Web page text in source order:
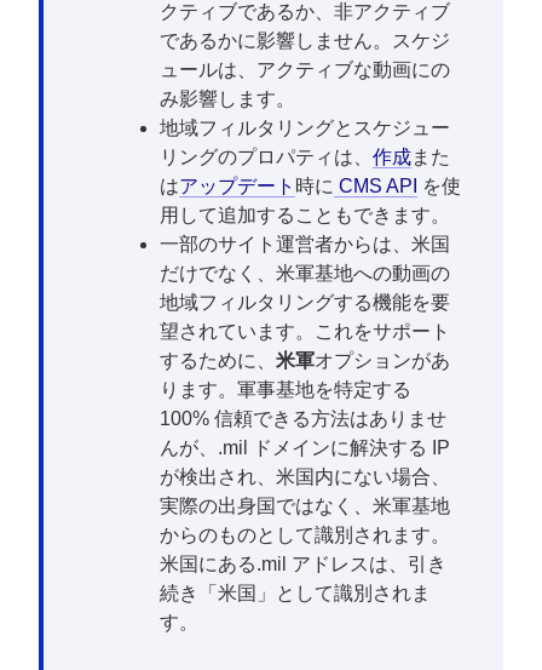
クティブであるか、非アクティブ
であるかに影響しません。スケジ
ュールは、アクティブな動画にの
み影響します。
地域フィルタリングとスケジュー
リングのプロパティは、 作成また
はアップデート 時に CMS API
を使
用して追加することもできます。
一部のサイト運営者からは、米国
だけでなく、米軍基地への動画の
地域フィルタリングする機能を要
望されています。これをサポート
するために、 米軍オプションがあ
ります。軍事基地を特定する
100% 信頼できる方法はありませ
んが、.mil ドメインに解決する IP
が検出され、米国内にない場合、
実際の出身国ではなく、米軍基地
からのものとして識別されます。
米国にある.mil アドレスは、引き
続き「米国」として識別されま
す。